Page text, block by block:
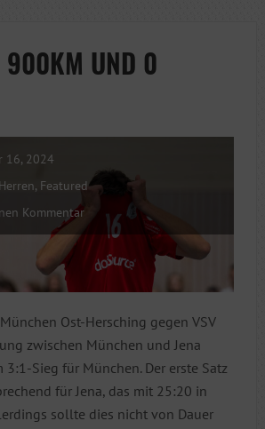
900KM UND 0
16, 2024
, Featured
Kommentar
Ost-Hersching gegen VSV
zwischen München und Jena
Sieg für München. Der erste Satz
für Jena, das mit 25:20 in
sollte dies nicht von Dauer